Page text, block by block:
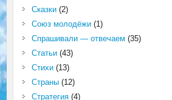
Сказки(2)
Союз молодёжи(1)
Спрашивали — отвечаем (35)
Статьи(43)
Стихи(13)
Страны(12)
Стратегия(4)